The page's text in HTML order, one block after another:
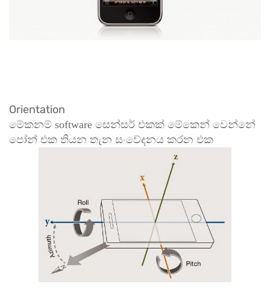
Orientation
මේකනම් software සෙන්සර් එකක් මේකෙන් වෙන්නේ
පෝන් එක තියන තැන සංවේදනය කරන එක